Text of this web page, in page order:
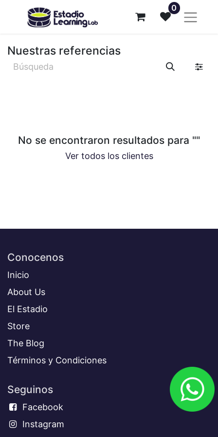
0
Nuestras referencias
No se encontraron resultados para ""
Ver todos los clientes
Conocenos
Inicio
About Us
El Estadio
Store
The Blog
Términos y Condiciones​
Seguinos
Facebook
Instagram